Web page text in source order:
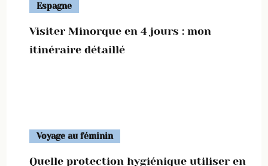
Espagne
Visiter Minorque en 4 jours : mon
itinéraire détaillé
Voyage au féminin
Quelle protection hygiénique utiliser en